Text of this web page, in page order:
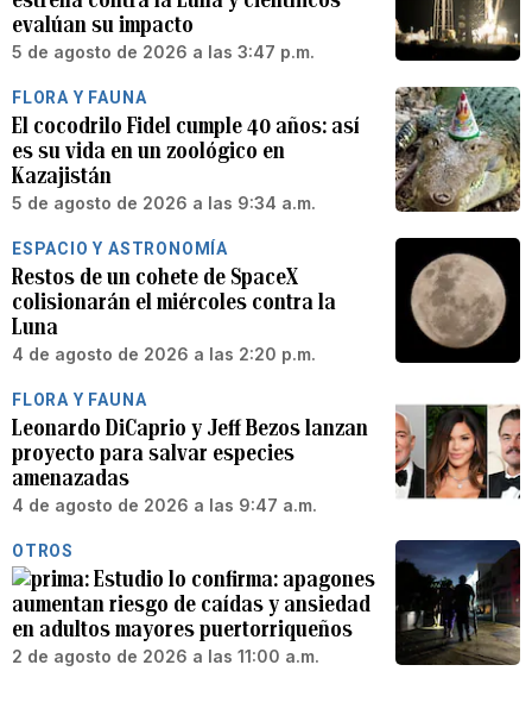
evalúan su impacto
5 de agosto de 2026 a las 3:47 p.m.
FLORA Y FAUNA
El cocodrilo Fidel cumple 40 años: así
es su vida en un zoológico en
Kazajistán
5 de agosto de 2026 a las 9:34 a.m.
ESPACIO Y ASTRONOMÍA
Restos de un cohete de SpaceX
colisionarán el miércoles contra la
Luna
4 de agosto de 2026 a las 2:20 p.m.
FLORA Y FAUNA
Leonardo DiCaprio y Jeff Bezos lanzan
proyecto para salvar especies
amenazadas
4 de agosto de 2026 a las 9:47 a.m.
OTROS
Estudio lo confirma: apagones
aumentan riesgo de caídas y ansiedad
en adultos mayores puertorriqueños
2 de agosto de 2026 a las 11:00 a.m.